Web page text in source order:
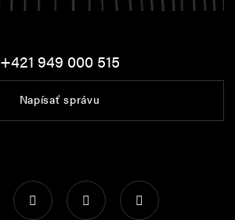
+421 949 000 515
Napísať správu